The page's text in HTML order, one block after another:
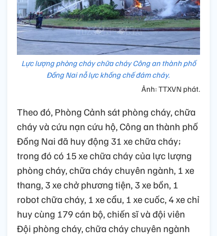
Lực lượng phòng cháy chữa cháy Công an thành phố
Đồng Nai nỗ lực khống chế đám cháy.
Ảnh: TTXVN phát.
Theo đó, Phòng Cảnh sát phòng cháy, chữa
cháy và cứu nạn cứu hộ, Công an thành phố
Đồng Nai đã huy động 31 xe chữa cháy;
trong đó có 15 xe chữa cháy của lực lượng
phòng cháy, chữa cháy chuyên ngành, 1 xe
thang, 3 xe chở phương tiện, 3 xe bồn, 1
robot chữa cháy, 1 xe cẩu, 1 xe cuốc, 4 xe chỉ
huy cùng 179 cán bộ, chiến sĩ và đội viên
Đội phòng cháy, chữa cháy chuyên ngành